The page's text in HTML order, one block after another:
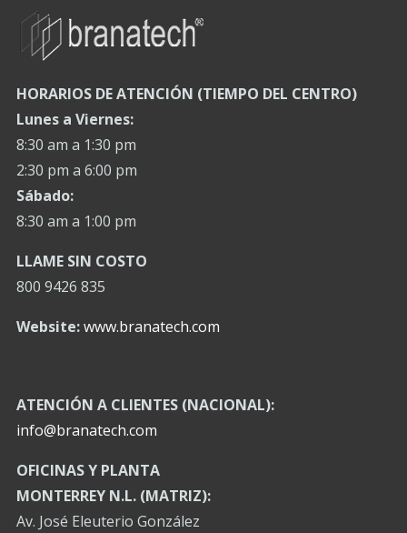
HORARIOS DE ATENCIÓN (TIEMPO DEL CENTRO)
Lunes a Viernes:
8:30 am a 1:30 pm
2:30 pm a 6:00 pm
Sábado:
8:30 am a 1:00 pm
LLAME SIN COSTO
800 9426 835
Website:www.branatech.com
ATENCIÓN A CLIENTES (NACIONAL):
info@branatech.com
OFICINAS Y PLANTA
MONTERREY N.L. (MATRIZ):
Av. José Eleuterio González